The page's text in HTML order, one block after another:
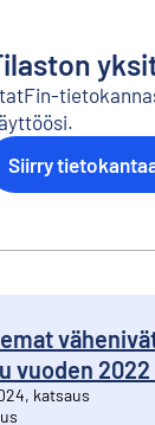
Siirry
Ulkoinen linkki
vuoden
katsaus